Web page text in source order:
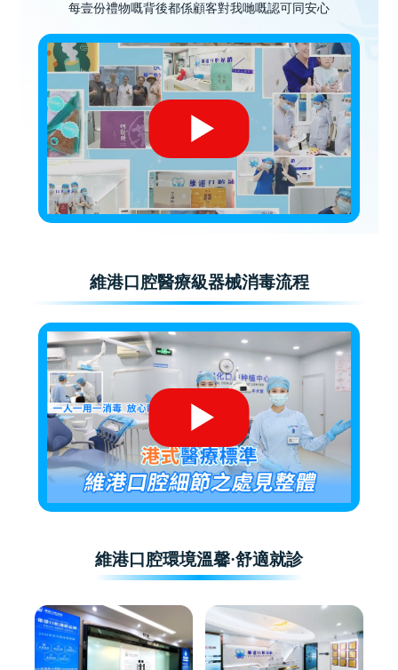
每壹份禮物嘅背後都係顧客對我哋嘅認可同安心
維港口腔醫療級器械消毒流程
維港口腔環境溫馨·舒適就診